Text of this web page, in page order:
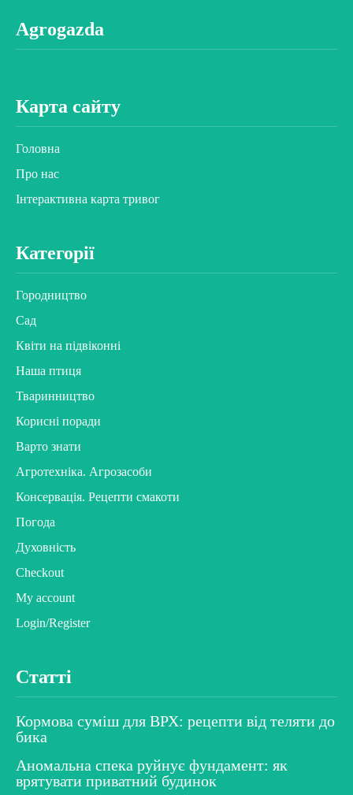
Agrogazda
Карта сайту
Головна
Про нас
Інтерактивна карта тривог
Категорії
Городництво
Сад
Квіти на підвіконні
Наша птиця
Тваринництво
Корисні поради
Варто знати
Агротехніка. Агрозасоби
Консервація. Рецепти смакоти
Погода
Духовність
Checkout
My account
Login/Register
Статті
Кормова суміш для ВРХ: рецепти від теляти до
бика
Аномальна спека руйнує фундамент: як
врятувати приватний будинок